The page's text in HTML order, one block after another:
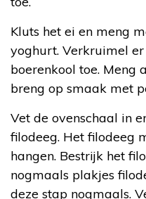
Kluts het ei en meng
yoghurt. Verkruimel
boerenkool toe. Meng
breng op smaak met
Vet de ovenschaal in
filodeeg. Het filodeeg
hangen. Bestrijk het
nogmaals plakjes
deze stap nogmaals.